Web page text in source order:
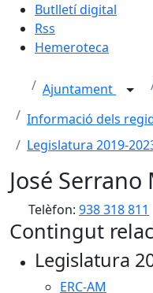
Butlletí digital
Rss
Hemeroteca
Ajuntament
Informació dels
Legislatura 2019-
José Serrano
Telèfon: 938 318 811
Contingut
Legislatura
ERC-AM